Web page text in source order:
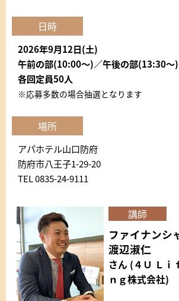
日時
2026年9月12日(土)
午前の部(10:00～)／午後の部(13:30～)
各回定員50人
※応募多数の場合抽選となります
場所
アパホテル山口防府
防府市八王子1-29-20
TEL 0835-24-9111
講師
ファイナンシ
渡辺淑仁
さん (４Ｕ Ｌｉ
ｎｇ株式会社)